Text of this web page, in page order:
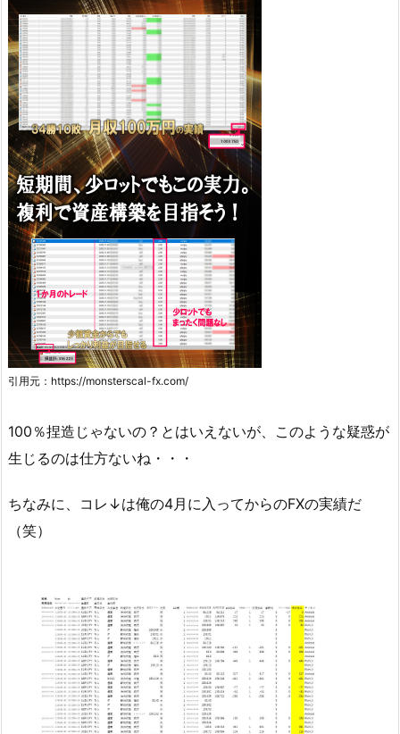
引用元：https://monsterscal-fx.com/
100％捏造じゃないの？とはいえないが、このような疑惑が
生じるのは仕方ないね・・・
ちなみに、コレ↓は俺の4月に入ってからのFXの実績だ
（笑）